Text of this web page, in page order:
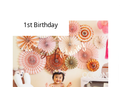
1st Birthday